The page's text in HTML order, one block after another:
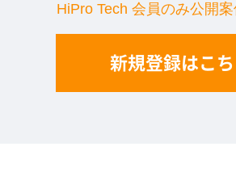
HiPro Tech 会員のみ公開案
新規登録はこ